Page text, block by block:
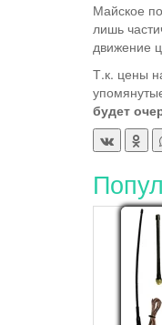
Майское
лишь
движение
Т.к. цены
будет